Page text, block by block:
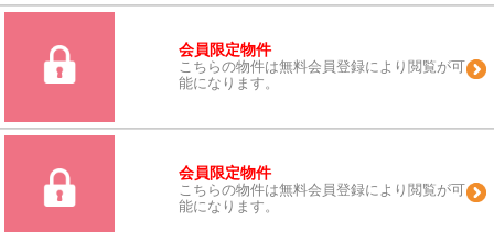
会員限定物件
こちらの物件は無料会員登録により閲覧が可
能になります。
会員限定物件
こちらの物件は無料会員登録により閲覧が可
能になります。